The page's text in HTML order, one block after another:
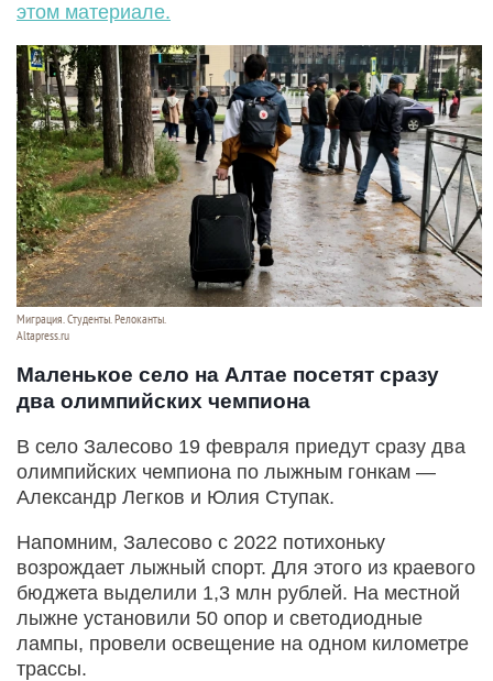
этом материале.
Миграция. Студенты. Релоканты.
Altapress.ru
Маленькое село на Алтае посетят сразу
два олимпийских чемпиона
В село Залесово 19 февраля приедут сразу два
олимпийских чемпиона по лыжным гонкам —
Александр Легков и Юлия Ступак.
Напомним, Залесово с 2022 потихоньку
возрождает лыжный спорт. Для этого из краевого
бюджета выделили 1,3 млн рублей. На местной
лыжне установили 50 опор и светодиодные
лампы, провели освещение на одном километре
трассы.